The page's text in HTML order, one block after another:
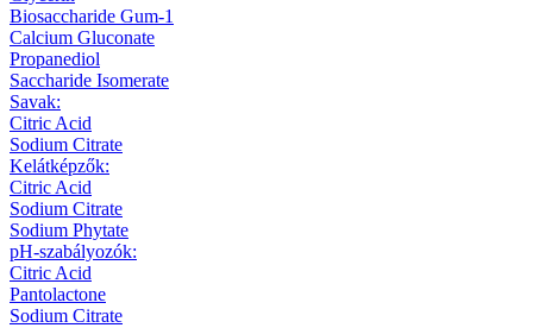
Biosaccharide Gum-1
Calcium Gluconate
Propanediol
Saccharide Isomerate
Savak:
Citric Acid
Sodium Citrate
Kelátképzők:
Citric Acid
Sodium Citrate
Sodium Phytate
pH-szabályozók:
Citric Acid
Pantolactone
Sodium Citrate